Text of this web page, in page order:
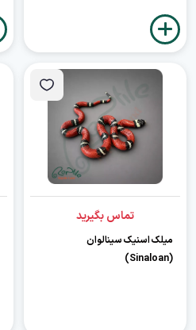
تماس بگیرید
میلک اسنیک سینالوان
(Sinaloan)